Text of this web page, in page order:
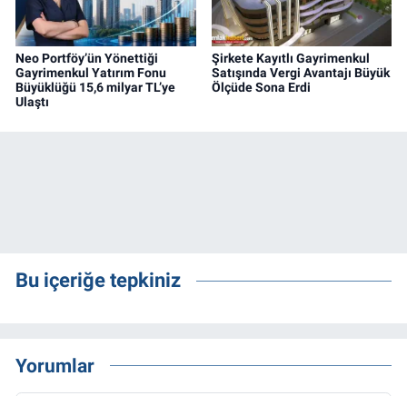
Neo Portföy’ün Yönettiği
Gayrimenkul Yatırım Fonu
Büyüklüğü 15,6 milyar TL’ye
Ulaştı
Şirkete Kayıtlı Gayrimenkul
Satışında Vergi Avantajı Büyük
Ölçüde Sona Erdi
Bu içeriğe tepkiniz
Yorumlar